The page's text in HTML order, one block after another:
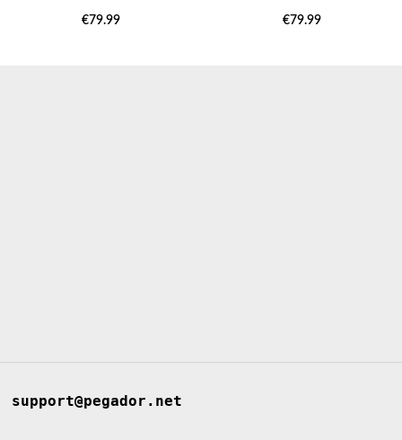
€79.99 €79.99
support@pegador.net